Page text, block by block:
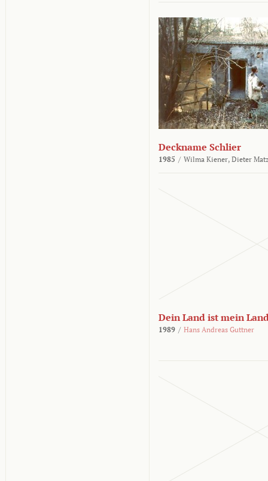
Deckname Schlier
1985 / Wilma Kiener, Dieter
Dein Land ist mein
1989 / Hans Andreas Guttner